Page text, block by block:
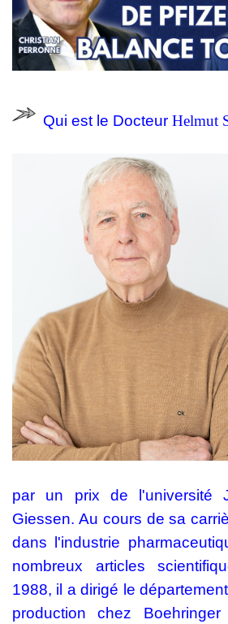
Qui est le Docteur Helmut
par un prix de l'université
Giessen. Au cours de sa
dans l'industrie
nombreux articles
1988, il a dirigé le
production chez